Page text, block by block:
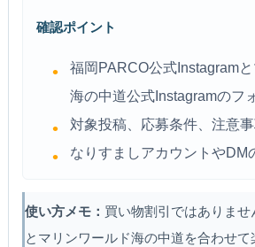
確認ポイント
福岡PARCO公式Instagram
海の中道公式Instagramのフ
対象投稿、応募条件、注意
なりすましアカウントやDM
使い方メモ： 買い物割引ではありま
とマリンワールド海の中道を合わせ